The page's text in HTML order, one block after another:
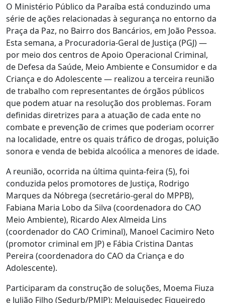
O Ministério Público da Paraíba está conduzindo uma
série de ações relacionadas à segurança no entorno da
Praça da Paz, no Bairro dos Bancários, em João Pessoa.
Esta semana, a Procuradoria-Geral de Justiça (PGJ) —
por meio dos centros de Apoio Operacional Criminal,
de Defesa da Saúde, Meio Ambiente e Consumidor e da
Criança e do Adolescente — realizou a terceira reunião
de trabalho com representantes de órgãos públicos
que podem atuar na resolução dos problemas. Foram
definidas diretrizes para a atuação de cada ente no
combate e prevenção de crimes que poderiam ocorrer
na localidade, entre os quais tráfico de drogas, poluição
sonora e venda de bebida alcoólica a menores de idade.
A reunião, ocorrida na última quinta-feira (5), foi
conduzida pelos promotores de Justiça, Rodrigo
Marques da Nóbrega (secretário-geral do MPPB),
Fabiana Maria Lobo da Silva (coordenadora do CAO
Meio Ambiente), Ricardo Alex Almeida Lins
(coordenador do CAO Criminal), Manoel Cacimiro Neto
(promotor criminal em JP) e Fábia Cristina Dantas
Pereira (coordenadora do CAO da Criança e do
Adolescente).
Participaram da construção de soluções, Moema Fiuza
e Julião Filho (Sedurb/PMJP); Melquisedec Figueiredo